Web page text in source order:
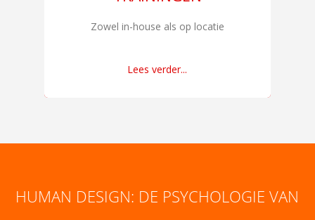
Zowel in-house als op locatie
Lees verder...
HUMAN DESIGN: DE PSYCHOLOGIE VAN